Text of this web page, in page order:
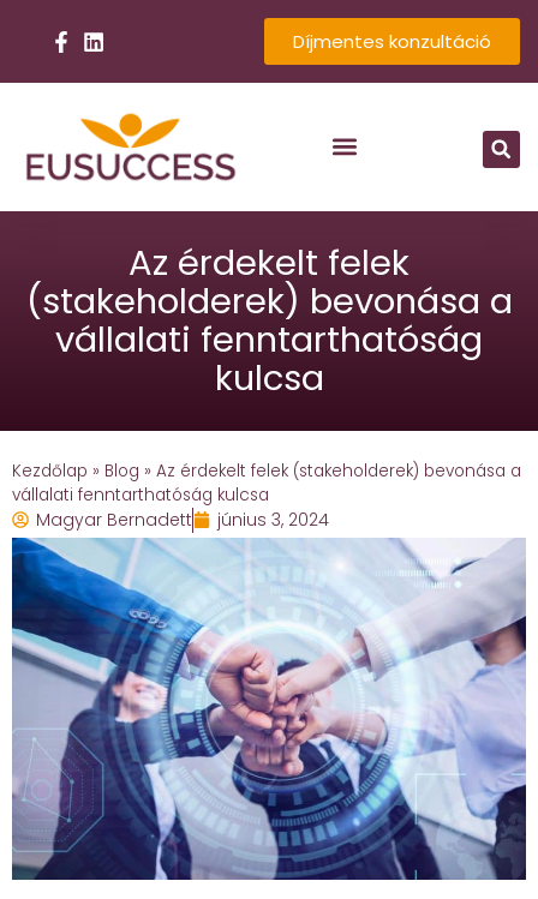
Díjmentes konzultáció
Az érdekelt felek
(stakeholderek) bevonása a
vállalati fenntarthatóság
kulcsa
Kezdőlap » Blog » Az érdekelt felek (stakeholderek) bevonása a
vállalati fenntarthatóság kulcsa
Magyar Bernadett június 3, 2024